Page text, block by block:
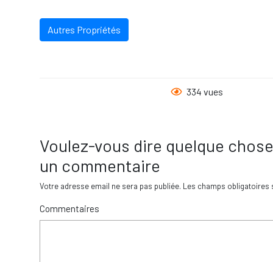
Autres Propriétés
334 vues
Voulez-vous dire quelque
un commentaire
Votre adresse email ne sera pas publiée. Les champs obligatoires
Commentaires